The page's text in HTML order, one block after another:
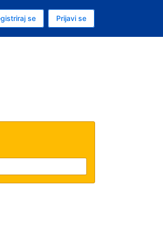
dolar
jezik Hrvatskom
se Prijavi se